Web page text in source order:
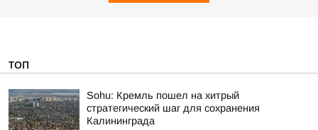
ТОП
Sohu: Кремль пошел на хитрый
стратегический шаг для сохранения
Калининграда